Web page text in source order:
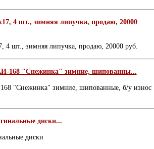
4 шт., зимняя липучка, продаю, 20000
4 шт., зимняя липучка, продаю, 20000 руб.
168 "Снежинка" зимние, шипованны...
"Снежинка" зимние, шипованные, б/у износ
диски...
диски